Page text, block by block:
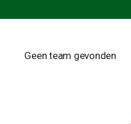
Geen team gevonden